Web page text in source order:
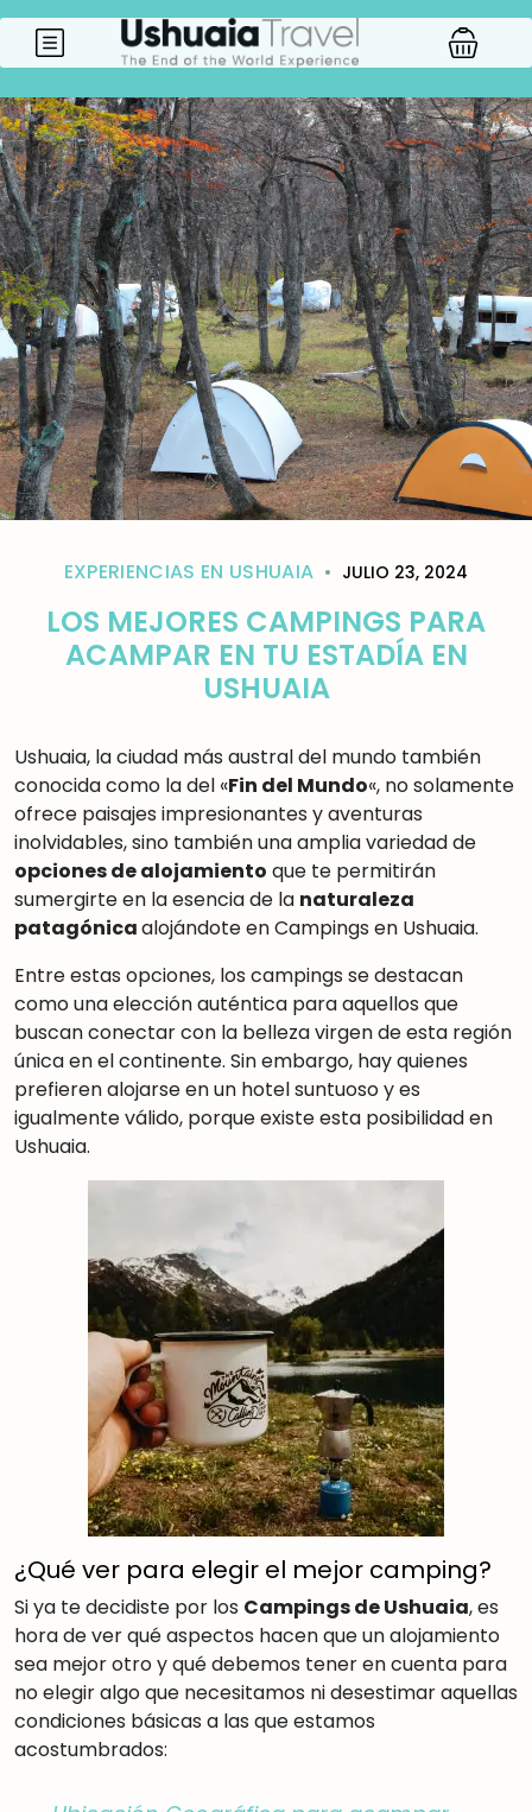
EXPERIENCIAS EN USHUAIA JULIO 23, 2024
LOS MEJORES CAMPINGS PARA
ACAMPAR EN TU ESTADÍA EN
USHUAIA
Ushuaia, la ciudad más austral del mundo también
conocida como la del «Fin del Mundo«, no solamente
ofrece paisajes impresionantes y aventuras
inolvidables, sino también una amplia variedad de
opciones de alojamiento que te permitirán
sumergirte en la esencia de la naturaleza
patagónicaalojándote en Campings en Ushuaia.
Entre estas opciones, los campings se destacan
como una elección auténtica para aquellos que
buscan conectar con la belleza virgen de esta región
única en el continente. Sin embargo, hay quienes
prefieren alojarse en un hotel suntuoso y es
igualmente válido, porque existe esta posibilidad en
Ushuaia.
¿Qué ver para elegir el mejor camping?
Si ya te decidiste por los Campings de Ushuaia, es
hora de ver qué aspectos hacen que un alojamiento
sea mejor otro y qué debemos tener en cuenta para
no elegir algo que necesitamos ni desestimar aquellas
condiciones básicas a las que estamos
acostumbrados: